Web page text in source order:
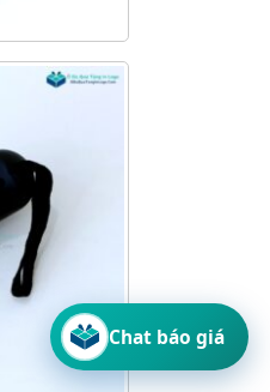
Chat báo giá